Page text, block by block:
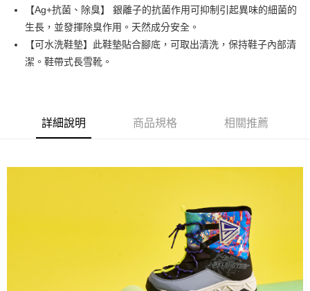
AFTEE先享後付
相關說明
【關於「AFTEE先享後付」】
AFTEE先享後付是「在收到商品之後才付款」的支付方式。 讓您購物簡單
便利好安心！
【「AFTEE先享後付」結帳流程】
１．於結帳方式選擇「AFTEE先享後付」後，將跳轉至「AFTEE先享後付」
購買商品的店家。未經商家同意取消之訂單仍視為有效，需透過AFTEE先享
※ 交易是否成功請以「AFTEE先享後付 」之結帳頁面顯示為準，若有關於
是否繳費成功／繳費後需取消欲退款等相關疑問，請聯繫「AFTEE先享後付
https://netprotections.freshdesk.com/support/home
ATM付款
每筆NT$80，滿NT$888(含以上)免運費
每筆NT$80，滿NT$1,000(含以上)免運費
每筆NT$80，滿NT$1,000(含以上)免運費
每筆NT$80，滿NT$1,000(含以上)免運費
【Ag+抗菌、除臭】 銀離子的抗菌作用可抑制引起異味的細菌的
生長，並發揮除臭作用。天然成分安全。
【可水洗鞋墊】此鞋墊貼合腳底，可取出清洗，保持鞋子內部清
潔。鞋帶式長雪靴。
詳細說明 商品規格 相關推薦